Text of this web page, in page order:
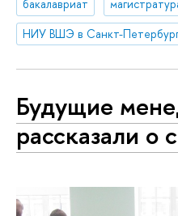
бакалавриат
НИУ ВШЭ в Санкт-
Будущие
рассказали о